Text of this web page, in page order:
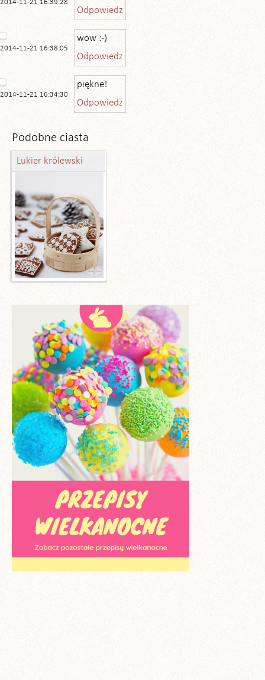
2014-11-21 16:39:28
Odpowiedz
2014-11-21 16:38:05
wow :-)
Odpowiedz
2014-11-21 16:34:30
piękne!
Odpowiedz
Podobne ciasta
Lukier królewski